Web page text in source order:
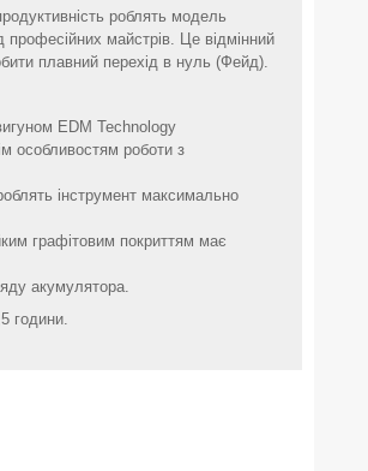
роблять модель
професійних майстрів. Це відмінний
плавний перехід в нуль (Фейд).
EDM Technology
особливостям роботи з
інструмент максимально
графітовим покриттям має
акумулятора.
години.